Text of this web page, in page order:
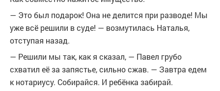
— Это был подарок! Она не делится при разводе! Мы
уже всё решили в суде! — возмутилась Наталья,
отступая назад.
— Решили мы так, как я сказал, — Павел грубо
схватил её за запястье, сильно сжав. — Завтра едем
к нотариусу. Собирайся. И ребёнка забирай.